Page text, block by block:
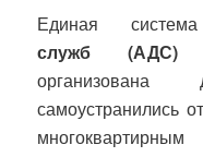
Единая
служб (АДС)
самоустранились